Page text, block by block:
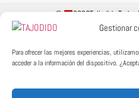
Gestionar
Para ofrecer las mejores experiencias,
acceder a la información del dispositivo.
© 2026Ta'jodido Todos